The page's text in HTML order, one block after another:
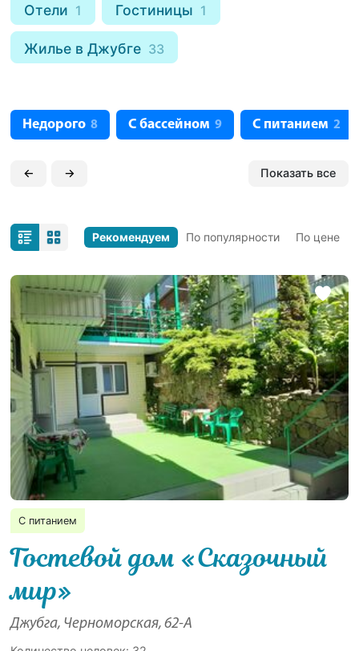
Отели 1 Гостиницы 1
Жилье в Джубге 33
Недорого 8 С бассейном 9 С питанием 2
← → Показать все
Рекомендуем По популярности По цене
С питанием
Гостевой дом «Сказочный
мир»
Джубга, Черноморская, 62-А